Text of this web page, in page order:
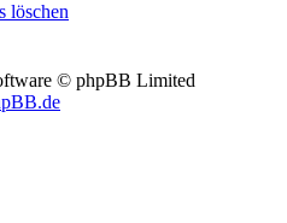
löschen
© phpBB Limited